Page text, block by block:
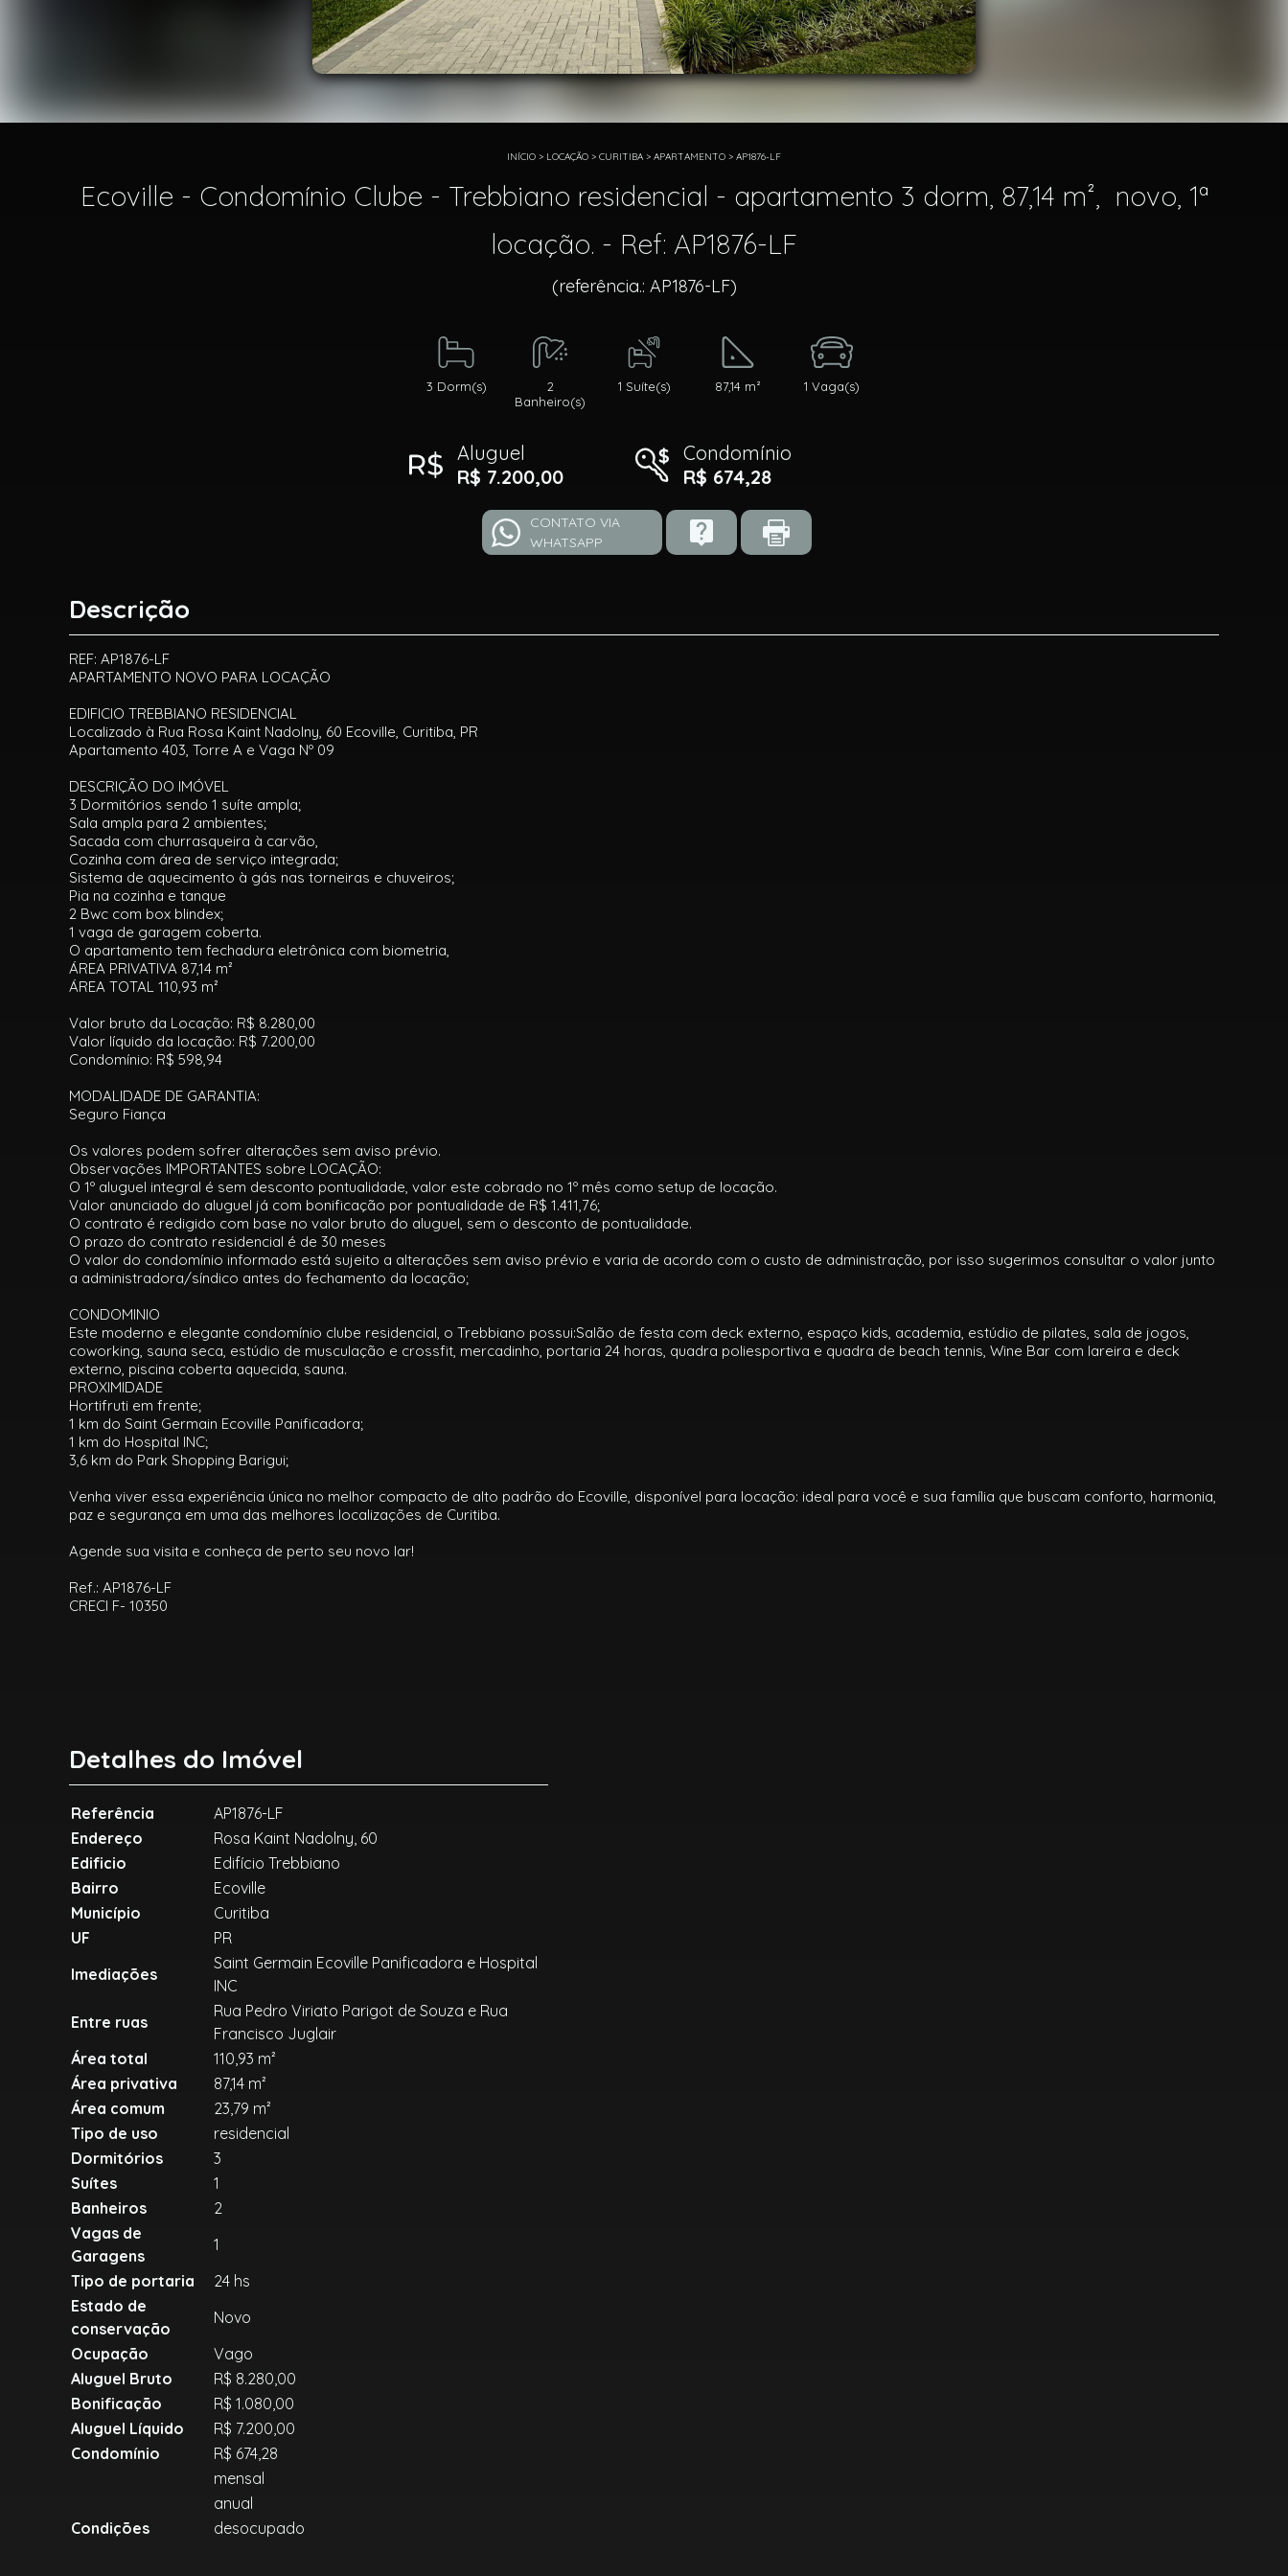
INÍCIO > LOCAÇÃO > CURITIBA > APARTAMENTO > AP1876-LF
Ecoville - Condomínio Clube - Trebbiano residencial - apartamento 3 dorm, 87,14 m², novo, 1ª
locação. - Ref: AP1876-LF
(referência.: AP1876-LF)
3 Dorm(s)
2
Banheiro(s)
1 Suíte(s) 87,14 m² 1 Vaga(s)
Aluguel
R$ 7.200,00
Condomínio
R$ 674,28
CONTATO VIA
WHATSAPP
Descrição
REF: AP1876-LF
APARTAMENTO NOVO PARA LOCAÇÃO
EDIFICIO TREBBIANO RESIDENCIAL
Localizado à Rua Rosa Kaint Nadolny, 60 Ecoville, Curitiba, PR
Apartamento 403, Torre A e Vaga Nº 09
DESCRIÇÃO DO IMÓVEL
3 Dormitórios sendo 1 suíte ampla;
Sala ampla para 2 ambientes;
Sacada com churrasqueira à carvão,
Cozinha com área de serviço integrada;
Sistema de aquecimento à gás nas torneiras e chuveiros;
Pia na cozinha e tanque
2 Bwc com box blindex;
1 vaga de garagem coberta.
O apartamento tem fechadura eletrônica com biometria,
ÁREA PRIVATIVA 87,14 m²
ÁREA TOTAL 110,93 m²
Valor bruto da Locação: R$ 8.280,00
Valor líquido da locação: R$ 7.200,00
Condomínio: R$ 598,94
MODALIDADE DE GARANTIA:
Seguro Fiança
Os valores podem sofrer alterações sem aviso prévio.
Observações IMPORTANTES sobre LOCAÇÃO:
O 1º aluguel integral é sem desconto pontualidade, valor este cobrado no 1º mês como setup de locação.
Valor anunciado do aluguel já com bonificação por pontualidade de R$ 1.411,76;
O contrato é redigido com base no valor bruto do aluguel, sem o desconto de pontualidade.
O prazo do contrato residencial é de 30 meses
O valor do condomínio informado está sujeito a alterações sem aviso prévio e varia de acordo com o custo de administração, por isso sugerimos consultar o valor junto
a administradora/síndico antes do fechamento da locação;
CONDOMINIO
Este moderno e elegante condomínio clube residencial, o Trebbiano possui:Salão de festa com deck externo, espaço kids, academia, estúdio de pilates, sala de jogos,
coworking, sauna seca, estúdio de musculação e crossfit, mercadinho, portaria 24 horas, quadra poliesportiva e quadra de beach tennis, Wine Bar com lareira e deck
externo, piscina coberta aquecida, sauna.
PROXIMIDADE
Hortifruti em frente;
1 km do Saint Germain Ecoville Panificadora;
1 km do Hospital INC;
3,6 km do Park Shopping Barigui;
Venha viver essa experiência única no melhor compacto de alto padrão do Ecoville, disponível para locação: ideal para você e sua família que buscam conforto, harmonia,
paz e segurança em uma das melhores localizações de Curitiba.
Agende sua visita e conheça de perto seu novo lar!
Ref.: AP1876-LF
CRECI F- 10350
Detalhes do Imóvel
Referência
AP1876-LF
Endereço
Rosa Kaint Nadolny, 60
Edificio
Edifício Trebbiano
Bairro
Ecoville
Município
Curitiba
UF
PR
Imediações
Saint Germain Ecoville Panificadora e Hospital
INC
Entre ruas
Rua Pedro Viriato Parigot de Souza e Rua
Francisco Juglair
Área total
110,93 m²
Área privativa
87,14 m²
Área comum
23,79 m²
Tipo de uso
residencial
Dormitórios
3
Suítes
1
Banheiros
2
Vagas de
Garagens
1
Tipo de portaria
24 hs
Estado de
conservação
Novo
Ocupação
Vago
Aluguel Bruto
R$ 8.280,00
Bonificação
R$ 1.080,00
Aluguel Líquido
R$ 7.200,00
Condomínio
R$ 674,28
mensal
anual
Condições
desocupado